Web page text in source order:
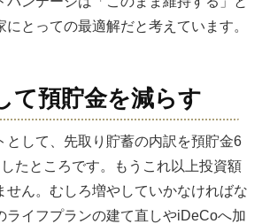
とっての最適解だと考えています。
て預貯金を減らす
として、先取り貯蓄の内訳を預貯金6
たところです。もうこれ以上投資額
せん。むしろ増やしていかなければな
ライフプランの建て直しやiDeCoへ加